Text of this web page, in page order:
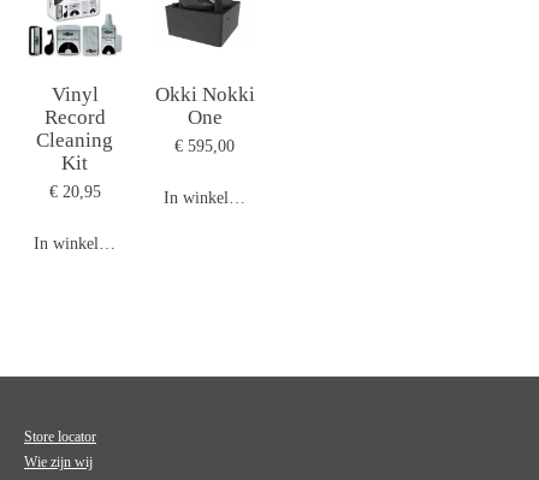
Vinyl
Record
Cleaning
Kit
€ 20,95
In winkelwagen
Okki Nokki
One
€ 595,00
In winkelwagen
Store locator
Wie zijn wij